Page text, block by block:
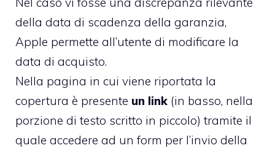
della data di scadenza della garanzia,
Apple permette all’utente di modificare la
data di acquisto.
Nella pagina in cui viene riportata la
copertura è presente un link (in basso, nella
porzione di testo scritto in piccolo) tramite il
quale accedere ad un form per l’invio della